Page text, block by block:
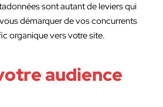
sont autant de leviers qui
démarquer de vos concurrents
organique vers votre site.
audience